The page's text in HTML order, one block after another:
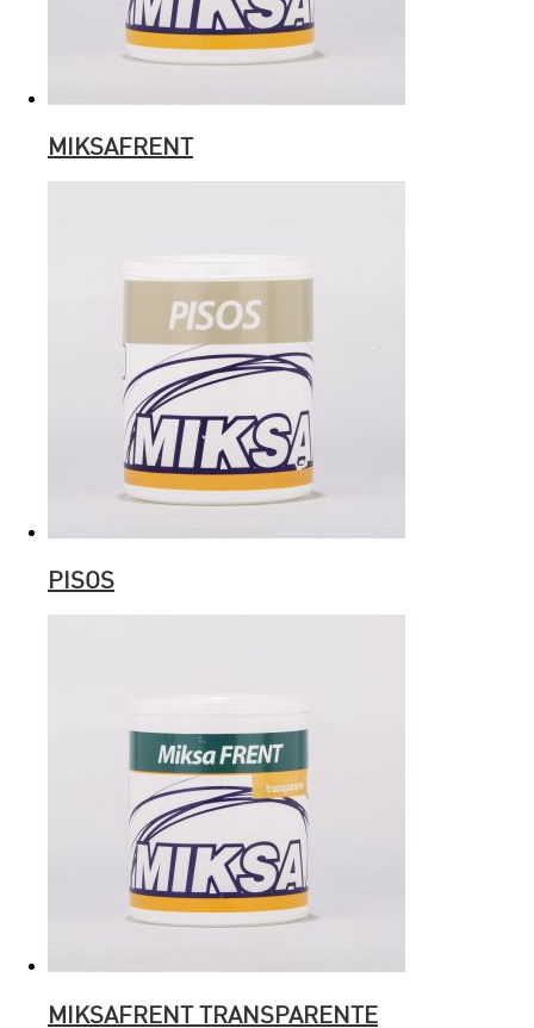
MIKSAFRENT
PISOS
MIKSAFRENT TRANSPARENTE